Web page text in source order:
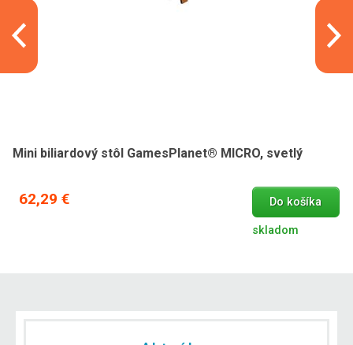
Mini biliardový stôl GamesPlanet® MICRO, svetlý
62,29 € Do košíka
skladom